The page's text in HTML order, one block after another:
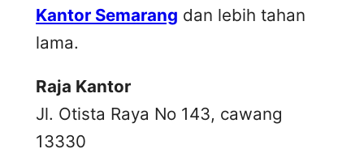
Kantor Semarang dan lebih tahan
lama.
Raja Kantor
Jl. Otista Raya No 143, cawang
13330